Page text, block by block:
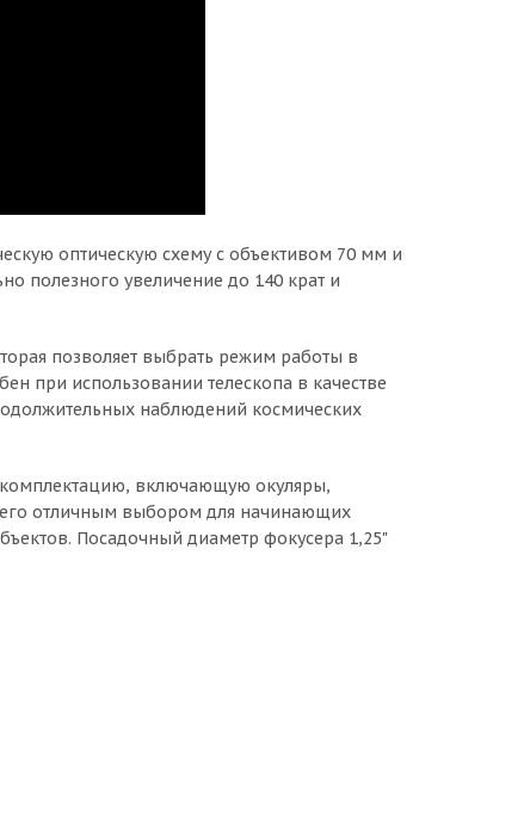
оптическую схему с объективом 70 мм и
полезного увеличение до 140 крат и
позволяет выбрать режим работы в
при использовании телескопа в качестве
наблюдений космических
включающую окуляры,
его отличным выбором для начинающих
Посадочный диаметр фокусера 1,25"